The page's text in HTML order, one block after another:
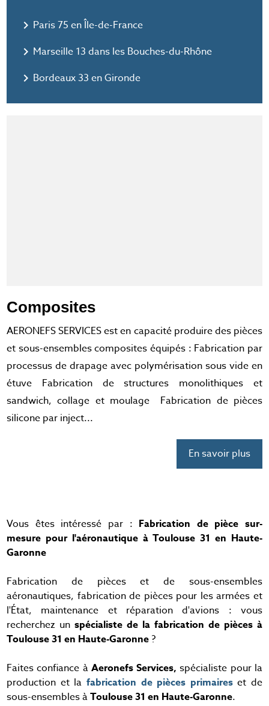
navigate_next Paris 75 en Île-de-France
navigate_next Marseille 13 dans les Bouches-du-Rhône
navigate_next Bordeaux 33 en Gironde
Composites
AERONEFS SERVICES est en capacité produire des pièces
et sous-ensembles composites équipés : Fabrication par
processus de drapage avec polymérisation sous vide en
étuve Fabrication de structures monolithiques et
sandwich, collage et moulage Fabrication de pièces
silicone par inject...
En savoir plus
Vous êtes intéressé par : Fabrication de pièce sur-
mesure pour l'aéronautique à Toulouse 31 en Haute-
Garonne
Fabrication de pièces et de sous-ensembles
aéronautiques, fabrication de pièces pour les armées et
l'État, maintenance et réparation d'avions : vous
recherchez unspécialiste de la fabrication de pièces à
Toulouse 31 en Haute-Garonne ?
Faites confiance à Aeronefs Services,spécialiste pour la
production et la fabrication de pièces primaireset de
sous-ensembles àToulouse 31 en Haute-Garonne.